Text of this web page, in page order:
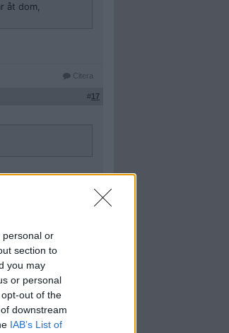
personal or
section to
you may
or personal
out of the
downstream
IAB’s List of
åt dom,
Citera
#17